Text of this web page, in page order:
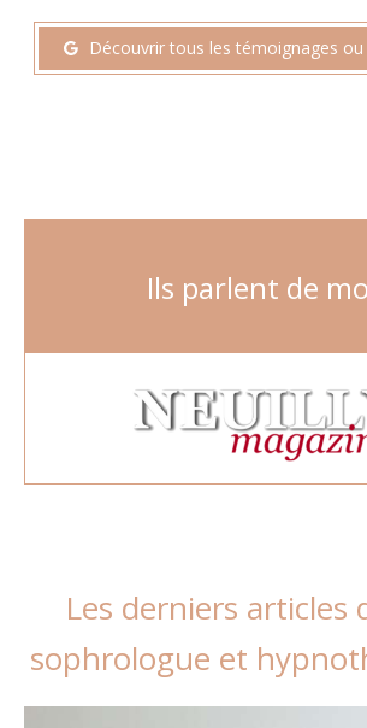
Découvrir tous les témoignages ou
Ils parlent de
Les derniers articles
sophrologue et